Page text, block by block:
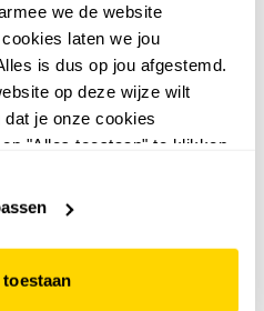
we de website
laten we jou
is dus op jou afgestemd.
op deze wijze wilt
je onze cookies
"Alles toestaan" te klikken.
toestaan